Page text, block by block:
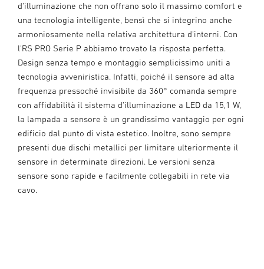
d'illuminazione che non offrano solo il massimo comfort e
una tecnologia intelligente, bensì che si integrino anche
armoniosamente nella relativa architettura d'interni. Con
l'RS PRO Serie P abbiamo trovato la risposta perfetta.
Design senza tempo e montaggio semplicissimo uniti a
tecnologia avveniristica. Infatti, poiché il sensore ad alta
frequenza pressoché invisibile da 360° comanda sempre
con affidabilità il sistema d'illuminazione a LED da 15,1 W,
la lampada a sensore è un grandissimo vantaggio per ogni
edificio dal punto di vista estetico. Inoltre, sono sempre
presenti due dischi metallici per limitare ulteriormente il
sensore in determinate direzioni. Le versioni senza
sensore sono rapide e facilmente collegabili in rete via
cavo.